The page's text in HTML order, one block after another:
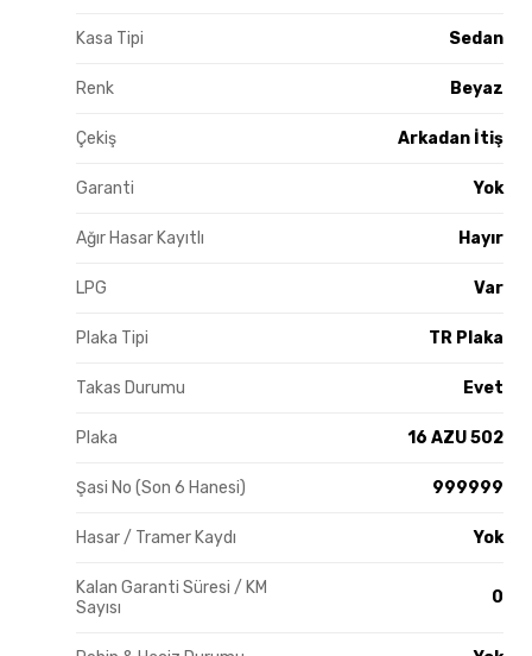
Kasa Tipi Sedan
Renk Beyaz
Çekiş Arkadan İtiş
Garanti Yok
Ağır Hasar Kayıtlı Hayır
LPG Var
Plaka Tipi TR Plaka
Takas Durumu Evet
Plaka 16 AZU 502
Şasi No (Son 6 Hanesi) 999999
Hasar / Tramer Kaydı Yok
Kalan Garanti Süresi / KM
Sayısı
0